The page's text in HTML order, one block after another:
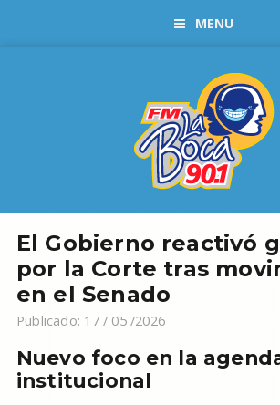
MENU
El Gobierno reactivó
por la Corte tras
en el Senado
Publicado: 17 / 05 /2026
Nuevo foco en la
institucional